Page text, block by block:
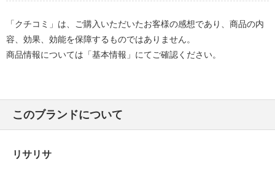
「クチコミ」は、ご購入いただいたお客様の感想であり、商品の内
容、効果、効能を保障するものではありません。
商品情報については「基本情報」にてご確認ください。
このブランドについて
リサリサ